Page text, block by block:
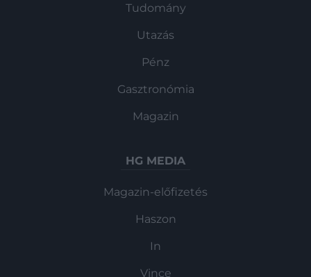
Tudomány
Utazás
Pénz
Gasztronómia
Magazin
HG MEDIA
Magazin-előfizetés
Haszon
In
Vince